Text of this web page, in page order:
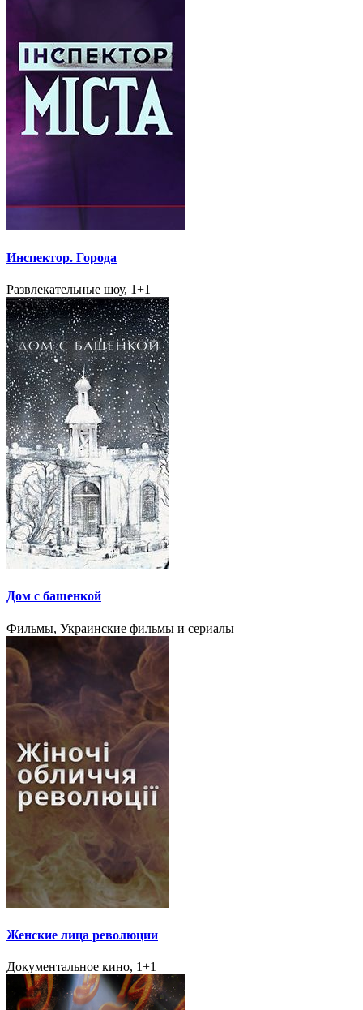
Инспектор. Города
Развлекательные шоу, 1+1
Дом с башенкой
Фильмы, Украинские фильмы и сериалы
Женские лица революции
Документальное кино, 1+1